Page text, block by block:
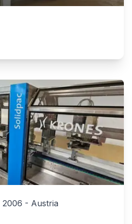
2006 - Austria